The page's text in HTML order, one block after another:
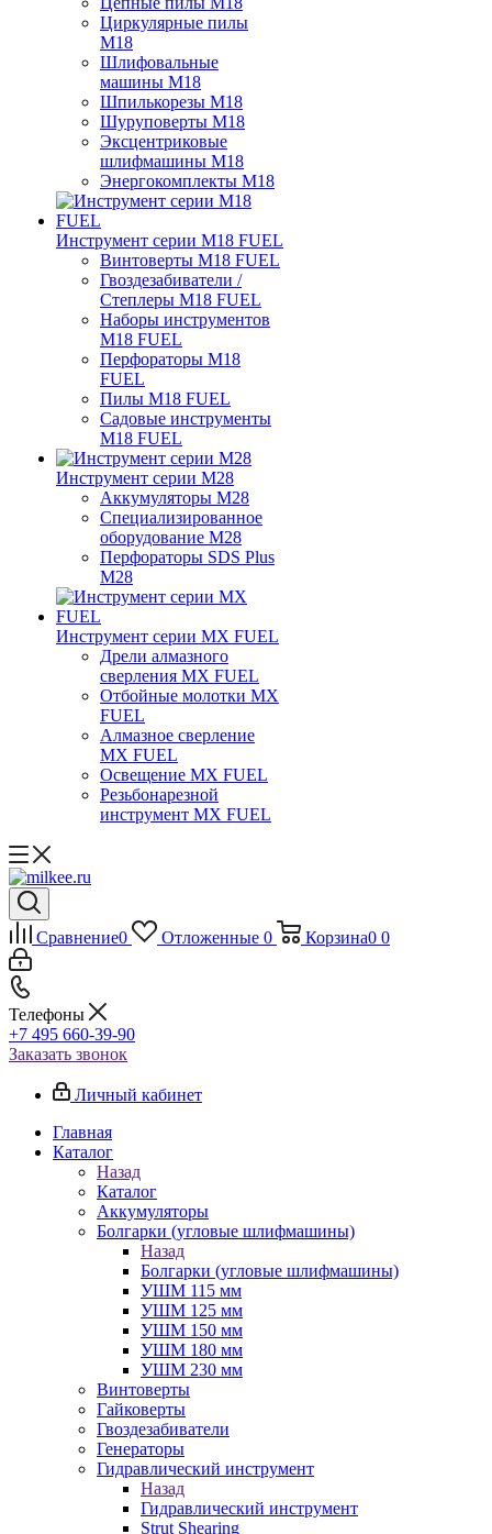
Циркулярные пилы
M18
Шлифовальные
машины M18
Шпилькорезы M18
Шуруповерты M18
Эксцентриковые
шлифмашины M18
Энергокомплекты M18
Инструмент серии M18 FUEL
Винтоверты M18 FUEL
Гвоздезабиватели /
Степлеры M18 FUEL
Наборы инструментов
M18 FUEL
Перфораторы M18
FUEL
Пилы M18 FUEL
Садовые инструменты
M18 FUEL
Инструмент серии M28
Аккумуляторы M28
Специализированное
оборудование M28
Перфораторы SDS Plus
M28
Инструмент серии MX FUEL
Дрели алмазного
сверления MX FUEL
Отбойные молотки MX
FUEL
Алмазное сверление
MX FUEL
Освещение MX FUEL
Резьбонарезной
инструмент MX FUEL
Сравнение0 Отложенные 0 Корзина0 0
Телефоны
+7 495 660-39-90
Заказать звонок
Личный кабинет
Главная
Каталог
Назад
Каталог
Аккумуляторы
Болгарки (угловые шлифмашины)
Назад
Болгарки (угловые шлифмашины)
УШМ 115 мм
УШМ 125 мм
УШМ 150 мм
УШМ 180 мм
УШМ 230 мм
Винтоверты
Гайковерты
Гвоздезабиватели
Генераторы
Гидравлический инструмент
Назад
Гидравлический инструмент
Strut Shearing